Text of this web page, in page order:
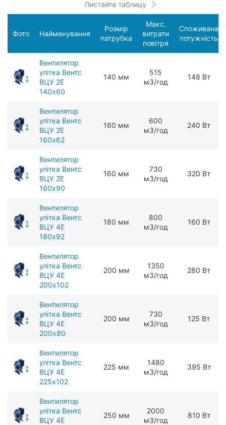
Фото Найменування
Розмір
патрубка
Макс.
витрати
повітря
Споживана
потужність
Вентилятор
улітка Вентс
ВЦУ 2Е
140х60
140 мм
515
мЗ/год
148 Вт
Вентилятор
улітка Вентс
ВЦУ 2Е
160х62
160 мм
600
мЗ/год
240 Вт
Вентилятор
улітка Вентс
ВЦУ 2Е
160х90
160 мм
730
мЗ/год
320 Вт
Вентилятор
улітка Вентс
ВЦУ 4Е
180х92
180 мм
800
мЗ/год
160 Вт
Вентилятор
улітка Вентс
ВЦУ 4Е
200х102
200 мм
1350
мЗ/год
280 Вт
Вентилятор
улітка Вентс
ВЦУ 4Е
200х80
200 мм
730
мЗ/год
125 Вт
Вентилятор
улітка Вентс
ВЦУ 4Е
225х102
225 мм
1480
мЗ/год
395 Вт
Вентилятор
улітка Вентс
ВЦУ 4Е
250 мм
2000
мЗ/год
810 Вт